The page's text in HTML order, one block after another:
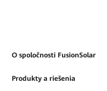
O spoločnosti FusionSolar
Produkty a riešenia